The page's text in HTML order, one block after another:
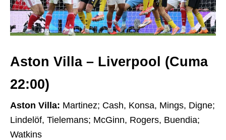
Aston Villa – Liverpool (Cuma
22:00)
Aston Villa: Martinez; Cash, Konsa, Mings, Digne;
Lindelöf, Tielemans; McGinn, Rogers, Buendia;
Watkins